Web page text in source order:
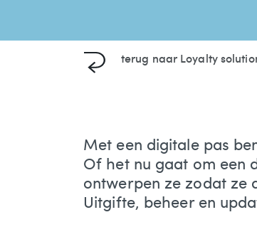
terug naar Loyalty
Met een digitale pas
Of het nu gaat om een
ontwerpen ze zodat ze
Uitgifte, beheer en